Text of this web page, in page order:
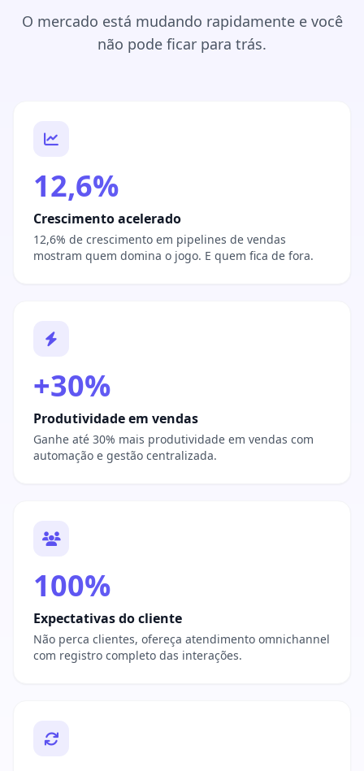
O mercado está mudando rapidamente e você
não pode ficar para trás.
12,6%
Crescimento acelerado
12,6% de crescimento em pipelines de vendas
mostram quem domina o jogo. E quem fica de fora.
+30%
Produtividade em vendas
Ganhe até 30% mais produtividade em vendas com
automação e gestão centralizada.
100%
Expectativas do cliente
Não perca clientes, ofereça atendimento omnichannel
com registro completo das interações.